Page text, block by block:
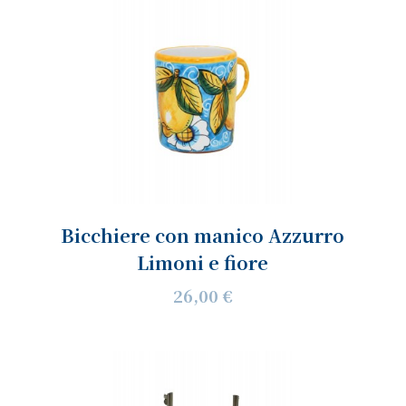
Bicchiere con manico Azzurro
Limoni e fiore
26,00 €